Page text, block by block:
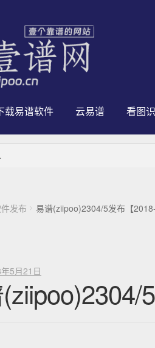
载易谱软件 云易谱 看图
发布 易谱(ziipoo)2304/5发布【2018-
5月21日